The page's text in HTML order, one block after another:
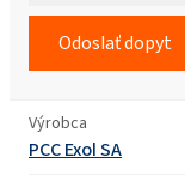
Odoslať dopyt
Výrobca
PCC Exol SA